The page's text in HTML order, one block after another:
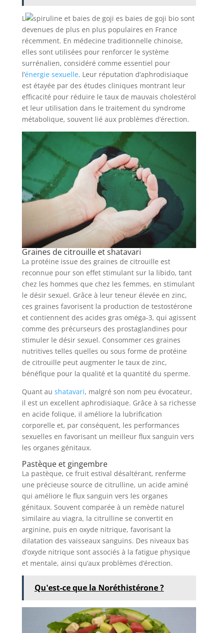
L
es baies de goji bio sont
devenues de plus en plus populaires en France
récemment. En médecine traditionnelle chinoise,
elles sont utilisées pour renforcer le système
surrénalien, considéré comme essentiel pour
l’énergie sexuelle. Leur réputation d’aphrodisiaque
est étayée par des études cliniques montrant leur
efficacité pour réduire le taux de mauvais cholestérol
et leur utilisation dans le traitement du syndrome
métabolique, souvent lié aux problèmes d’érection.
Graines de citrouille et shatavari
La protéine issue des graines de citrouille est
reconnue pour son effet stimulant sur la libido, tant
chez les hommes que chez les femmes, en stimulant
le désir sexuel. Grâce à leur teneur élevée en zinc,
ces graines favorisent la production de testostérone
et contiennent des acides gras oméga-3, qui agissent
comme des précurseurs des prostaglandines pour
stimuler le désir sexuel. Consommer ces graines
nutritives telles quelles ou sous forme de protéine
de citrouille peut augmenter le taux de zinc,
bénéfique pour la qualité et la quantité du sperme.
Quant au shatavari, malgré son nom peu évocateur,
il est un excellent aphrodisiaque. Grâce à sa richesse
en acide folique, il améliore la lubrification
corporelle et, par conséquent, les performances
sexuelles en favorisant un meilleur flux sanguin vers
les organes génitaux.
Pastèque et gingembre
La pastèque, ce fruit estival désaltérant, renferme
une précieuse source de citrulline, un acide aminé
qui améliore le flux sanguin vers les organes
génitaux. Souvent comparée à un remède naturel
similaire au viagra, la citrulline se convertit en
arginine, puis en oxyde nitrique, favorisant la
dilatation des vaisseaux sanguins. Des niveaux bas
d’oxyde nitrique sont associés à la fatigue physique
et mentale, ainsi qu’aux problèmes d’érection.
Qu'est-ce que la Noréthistérone ?